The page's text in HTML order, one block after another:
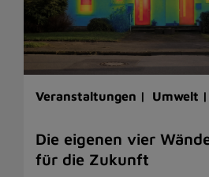
Veranstaltungen | Umwelt |
Die eigenen vier
für die Zukunft